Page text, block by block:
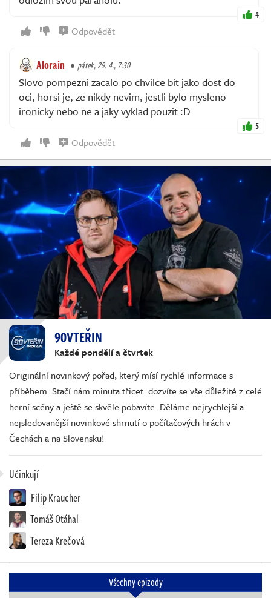
90VTEŘIN
Každé pondělí a čtvrtek
Originální novinkový pořad, který mísí rychlé informace s
příběhem. Stačí nám minuta třicet: dozvíte se vše důležité z celé
herní scény a ještě se skvěle pobavíte. Děláme nejrychlejší a
nejsledovanější novinkové shrnutí o počítačových hrách v
Čechách a na Slovensku!
Učinkují
Filip Kraucher
Tomáš Otáhal
Tereza Krečová
Všechny epizody
4
Odpovědět
Alorain pátek, 29. 4., 7:30
Slovo pompezni zacalo po chvilce bit jako dost do
oci, horsi je, ze nikdy nevim, jestli bylo mysleno
ironicky nebo ne a jaky vyklad pouzit :D
5
Odpovědět